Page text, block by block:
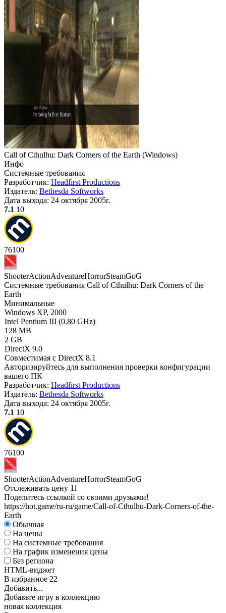
Call of Cthulhu: Dark Corners of the Earth (Windows)
Инфо
Системные требования
Разработчик: Headfirst Productions
Издатель: Bethesda Softworks
Дата выхода: 24 октября 2005г.
7.1 10
76100
ShooterActionAdventureHorrorSteamGoG
Системные требования Call of Cthulhu: Dark Corners of the
Earth
Минимальные
Windows XP, 2000
Intel Pentium III (0.80 GHz)
128 MB
2 GB
DirectX 9.0
Совместимая с DirectX 8.1
Авторизируйтесь для выполнения проверки конфигурации
вашего ПК
Разработчик: Headfirst Productions
Издатель: Bethesda Softworks
Дата выхода: 24 октября 2005г.
7.1 10
76100
ShooterActionAdventureHorrorSteamGoG
Отслеживать цену 11
Поделитесь ссылкой со своими друзьями!
https://hot.game/ru-ru/game/Call-of-Cthulhu-Dark-Corners-of-the-
Earth
Обычная
На цены
На системные требования
На график изменения цены
Без региона
HTML-виджет
В избранное 22
Добавить...
Добавьте игру в коллекцию
новая коллекция